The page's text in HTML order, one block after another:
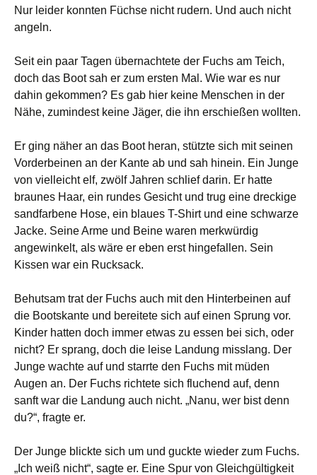
Nur leider konnten Füchse nicht rudern. Und auch nicht
angeln.
Seit ein paar Tagen übernachtete der Fuchs am Teich,
doch das Boot sah er zum ersten Mal. Wie war es nur
dahin gekommen? Es gab hier keine Menschen in der
Nähe, zumindest keine Jäger, die ihn erschießen wollten.
Er ging näher an das Boot heran, stützte sich mit seinen
Vorderbeinen an der Kante ab und sah hinein. Ein Junge
von vielleicht elf, zwölf Jahren schlief darin. Er hatte
braunes Haar, ein rundes Gesicht und trug eine dreckige
sandfarbene Hose, ein blaues T-Shirt und eine schwarze
Jacke. Seine Arme und Beine waren merkwürdig
angewinkelt, als wäre er eben erst hingefallen. Sein
Kissen war ein Rucksack.
Behutsam trat der Fuchs auch mit den Hinterbeinen auf
die Bootskante und bereitete sich auf einen Sprung vor.
Kinder hatten doch immer etwas zu essen bei sich, oder
nicht? Er sprang, doch die leise Landung misslang. Der
Junge wachte auf und starrte den Fuchs mit müden
Augen an. Der Fuchs richtete sich fluchend auf, denn
sanft war die Landung auch nicht. „Nanu, wer bist denn
du?“, fragte er.
Der Junge blickte sich um und guckte wieder zum Fuchs.
„Ich weiß nicht“, sagte er. Eine Spur von Gleichgültigkeit